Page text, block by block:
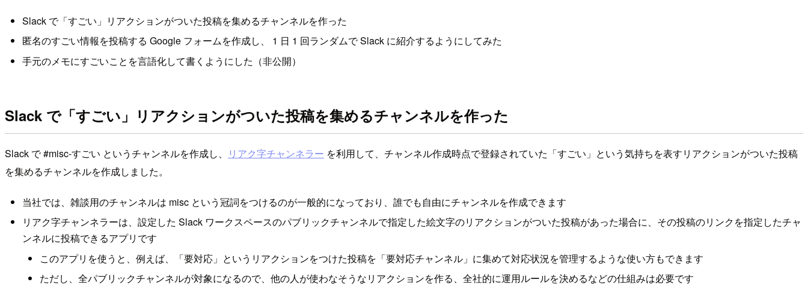
Slack で「すごい」リアクションがついた投稿を集めるチャンネルを作った
匿名のすごい情報を投稿する Google フォームを作成し、 1 日 1 回ランダムで Slack に紹介するようにしてみた
手元のメモにすごいことを言語化して書くようにした（非公開）
Slack で「すごい」リアクションがついた投稿を集めるチャンネルを作った
Slack で #misc-すごい というチャンネルを作成し、 リアク字チャンネラー を利用して、チャンネル作成時点で登録されていた「すごい」という気持ちを表すリアクションがついた投稿
を集めるチャンネルを作成しました。
当社では、雑談用のチャンネルは misc という冠詞をつけるのが一般的になっており、誰でも自由にチャンネルを作成できます
リアク字チャンネラーは、設定した Slack ワークスペースのパブリックチャンネルで指定した絵文字のリアクションがついた投稿があった場合に、その投稿のリンクを指定したチャ
ンネルに投稿できるアプリです
このアプリを使うと、例えば、「要対応」というリアクションをつけた投稿を「要対応チャンネル」に集めて対応状況を管理するような使い方もできます
ただし、全パブリックチャンネルが対象になるので、他の人が使わなそうなリアクションを作る、全社的に運用ルールを決めるなどの仕組みは必要です